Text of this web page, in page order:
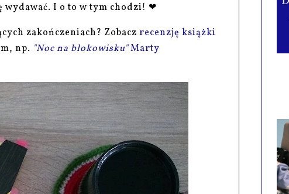
wydawać. I o to w tym chodzi! ❤
zakończeniach? Zobacz recenzję książki
np. "Noc na blokowisku"Marty